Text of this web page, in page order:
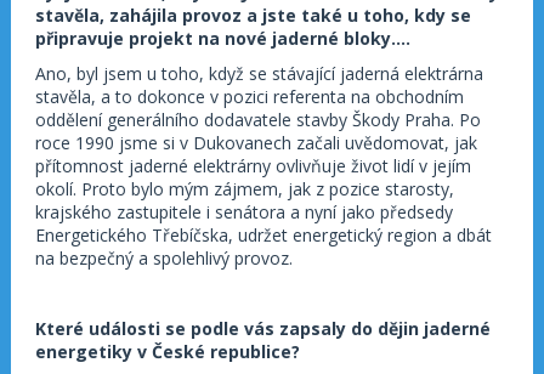
stavěla, zahájila provoz a jste také u toho, kdy se
připravuje projekt na nové jaderné bloky….
Ano, byl jsem u toho, když se stávající jaderná elektrárna
stavěla, a to dokonce v pozici referenta na obchodním
oddělení generálního dodavatele stavby Škody Praha. Po
roce 1990 jsme si v Dukovanech začali uvědomovat, jak
přítomnost jaderné elektrárny ovlivňuje život lidí v jejím
okolí. Proto bylo mým zájmem, jak z pozice starosty,
krajského zastupitele i senátora a nyní jako předsedy
Energetického Třebíčska, udržet energetický region a dbát
na bezpečný a spolehlivý provoz.
Které události se podle vás zapsaly do dějin jaderné
energetiky v České republice?